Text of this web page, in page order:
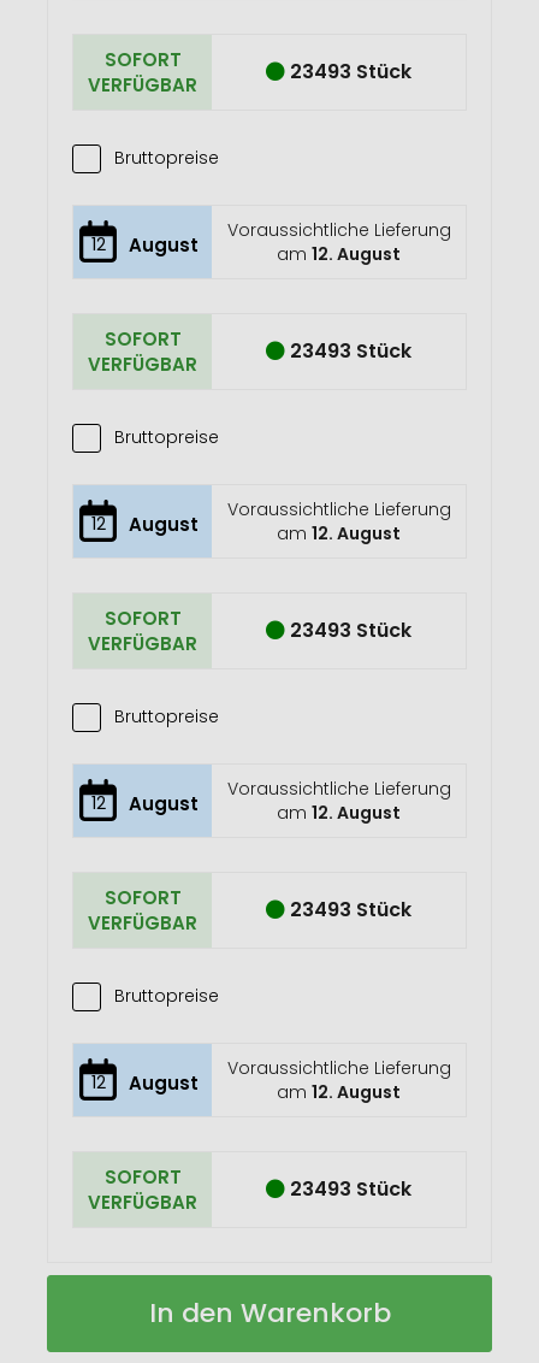
SOFORT
VERFÜGBAR
23493 Stück
Bruttopreise
12 August
Voraussichtliche Lieferung
am12. August
SOFORT
VERFÜGBAR
23493 Stück
Bruttopreise
12 August
Voraussichtliche Lieferung
am12. August
SOFORT
VERFÜGBAR
23493 Stück
Bruttopreise
12 August
Voraussichtliche Lieferung
am12. August
SOFORT
VERFÜGBAR
23493 Stück
Bruttopreise
12 August
Voraussichtliche Lieferung
am12. August
SOFORT
VERFÜGBAR
23493 Stück
TOTY
Holz,
Auf
In den Warenkorb